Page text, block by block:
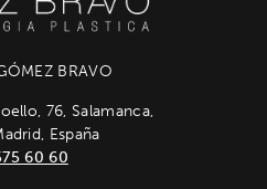
BRAVO
76, Salamanca,
España
60 60